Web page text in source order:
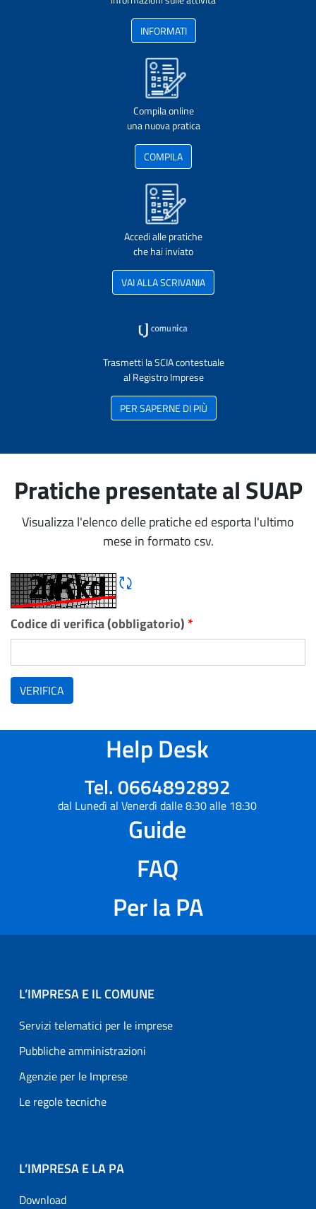
INFORMATI
Compila online
una nuova pratica
COMPILA
Accedi alle pratiche
che hai inviato
VAI ALLA SCRIVANIA
Trasmetti la SCIA contestuale
al Registro Imprese
PER SAPERNE DI PIÙ
Pratiche presentate al SUAP
Visualizza l'elenco delle pratiche ed esporta l'ultimo
mese in formato csv.
Rigene CAPTCHA
Codice di verifica (obbligatorio) *
VERIFICA
Help Desk
Tel. 0664892892
dal Lunedì al Venerdì dalle 8:30 alle 18:30
Guide
FAQ
Per la PA
L’IMPRESA E IL COMUNE
Servizi telematici per le imprese
Pubbliche amministrazioni
Agenzie per le Imprese
Le regole tecniche
L’IMPRESA E LA PA
Download